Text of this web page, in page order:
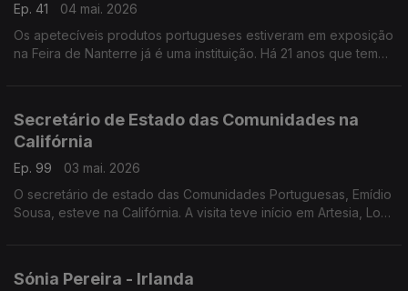
Ep. 41
04 mai. 2026
Os apetecíveis produtos portugueses estiveram em exposição
na Feira de Nanterre já é uma instituição. Há 21 anos que tem
Secretário de Estado das Comunidades na
Califórnia
Ep. 99
03 mai. 2026
O secretário de estado das Comunidades Portuguesas, Emídio
Sousa, esteve na Califórnia. A visita teve início em Artesia, Los
Sónia Pereira - Irlanda